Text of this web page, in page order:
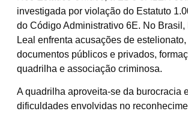
investigada por violação do Estatuto
do Código Administrativo 6E. No Brasil,
Leal enfrenta acusações de
documentos públicos e privados,
quadrilha e associação criminosa.
​A quadrilha aproveita-se da burocracia
dificuldades envolvidas no